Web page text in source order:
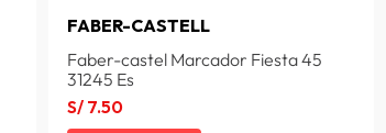
FABER-CASTELL
Faber-castel Marcador Fiesta 45
31245 Es
S/ 7.50